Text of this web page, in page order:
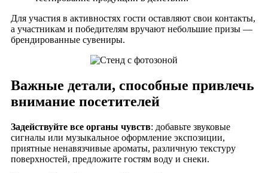
Для участия в активностях гости оставляют свои контакты,
а участникам и победителям вручают небольшие призы —
брендированные сувениры.
Важные детали, способные привлечь
внимание посетителей
Задействуйте все органы чувств: добавьте звуковые
сигналы или музыкальное оформление экспозиции,
приятные ненавязчивые ароматы, различную текстуру
поверхностей, предложите гостям воду и снеки.